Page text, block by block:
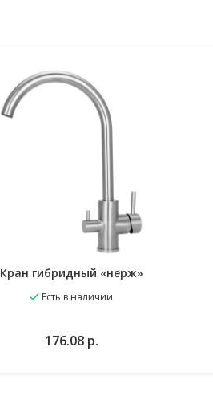
Кран гибридный «нерж»
Есть в наличии
176.08 р.